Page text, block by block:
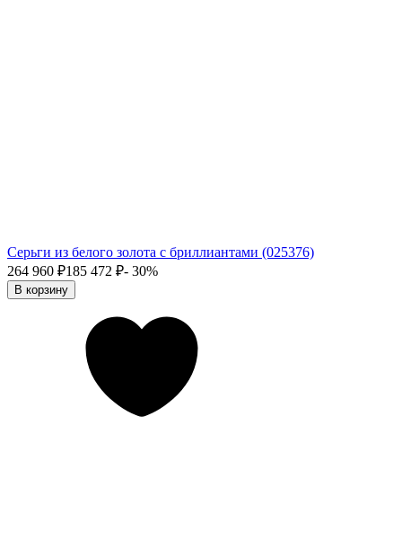
Серьги из белого золота с бриллиантами (025376)
264 960 ₽185 472 ₽- 30%
В корзину